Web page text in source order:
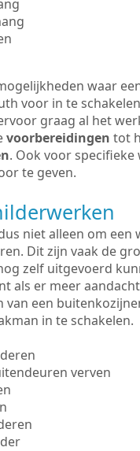
waar
voor in te
graag al het
voorbereidingen tot
. Ook voor specifieke
te geven.
niet alleen om een
Dit zijn vaak de
zelf uitgevoerd
als er meer
van een
in te schakelen.
verven